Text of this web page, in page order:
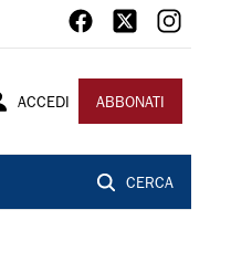
ACCEDI ABBONATI
CERCA